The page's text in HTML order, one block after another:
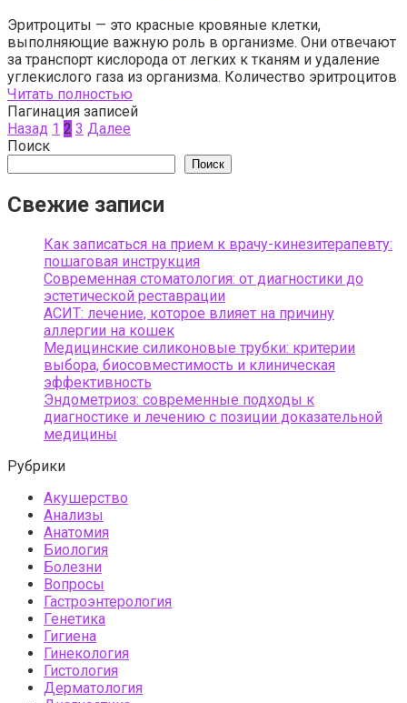
Эритроциты — это красные кровяные клетки,
выполняющие важную роль в организме. Они отвечают
за транспорт кислорода от легких к тканям и удаление
углекислого газа из организма. Количество эритроцитов
Читать полностью
Пагинация записей
Назад 1 2 3 Далее
Поиск
Поиск
Свежие записи
Как записаться на прием к врачу-кинезитерапевту:
пошаговая инструкция
Современная стоматология: от диагностики до
эстетической реставрации
АСИТ: лечение, которое влияет на причину
аллергии на кошек
Медицинские силиконовые трубки: критерии
выбора, биосовместимость и клиническая
эффективность
Эндометриоз: современные подходы к
диагностике и лечению с позиции доказательной
медицины
Рубрики
Акушерство
Анализы
Анатомия
Биология
Болезни
Вопросы
Гастроэнтерология
Генетика
Гигиена
Гинекология
Гистология
Дерматология